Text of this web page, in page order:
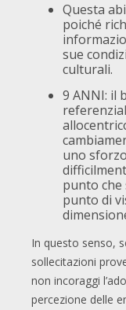
Questa
poiché
sue
culturali.
9 ANNI: il
uno
punto che
punto di
In questo senso,
sollecitazioni
non incoraggi
percezione delle